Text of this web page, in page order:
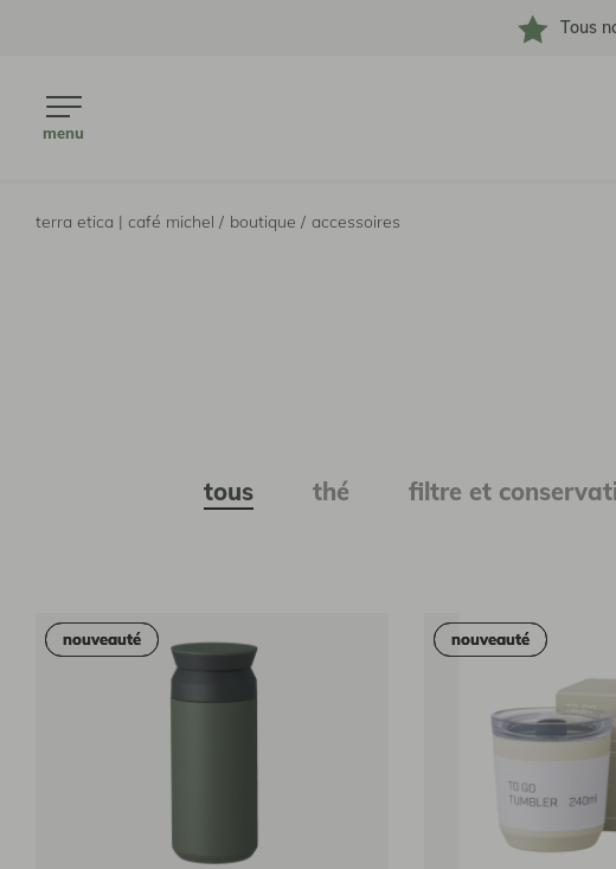
Tous
menu
collections
terra etica | café michel / boutique / accessoires
tous thé filtre et
nouveauté
nouveauté nouveauté
nouveauté